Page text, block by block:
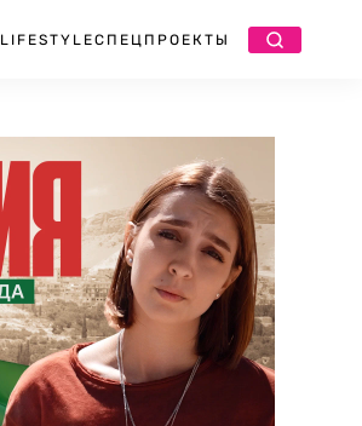
LIFESTYLEСПЕЦПРОЕКТЫ